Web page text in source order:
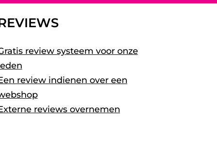
review systeem voor onze
review indienen over een
reviews overnemen